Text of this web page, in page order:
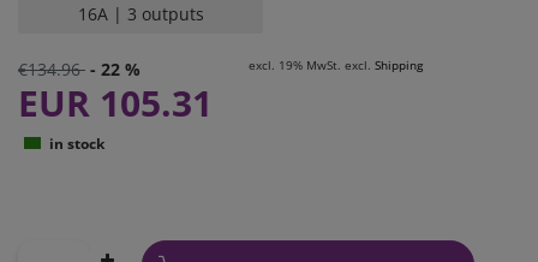
16A | 3 outputs
€134.96 - 22 %
EUR 105.31
excl. 19% MwSt. excl. Shipping
in stock